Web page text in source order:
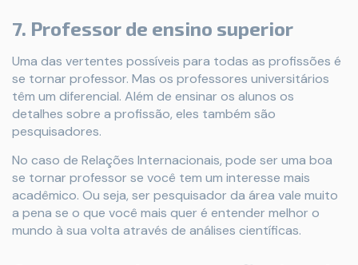
7. Professor de ensino superior
Uma das vertentes possíveis para todas as profissões é
se tornar professor. Mas os professores universitários
têm um diferencial. Além de ensinar os alunos os
detalhes sobre a profissão, eles também são
pesquisadores.
No caso de Relações Internacionais, pode ser uma boa
se tornar professor se você tem um interesse mais
acadêmico. Ou seja, ser pesquisador da área vale muito
a pena se o que você mais quer é entender melhor o
mundo à sua volta através de análises científicas.